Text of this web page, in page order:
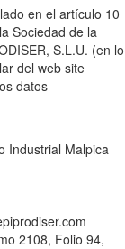
en el artículo 10
Sociedad de la
S.L.U. (en lo
del web site
datos
Industrial Malpica
2108, Folio 94,